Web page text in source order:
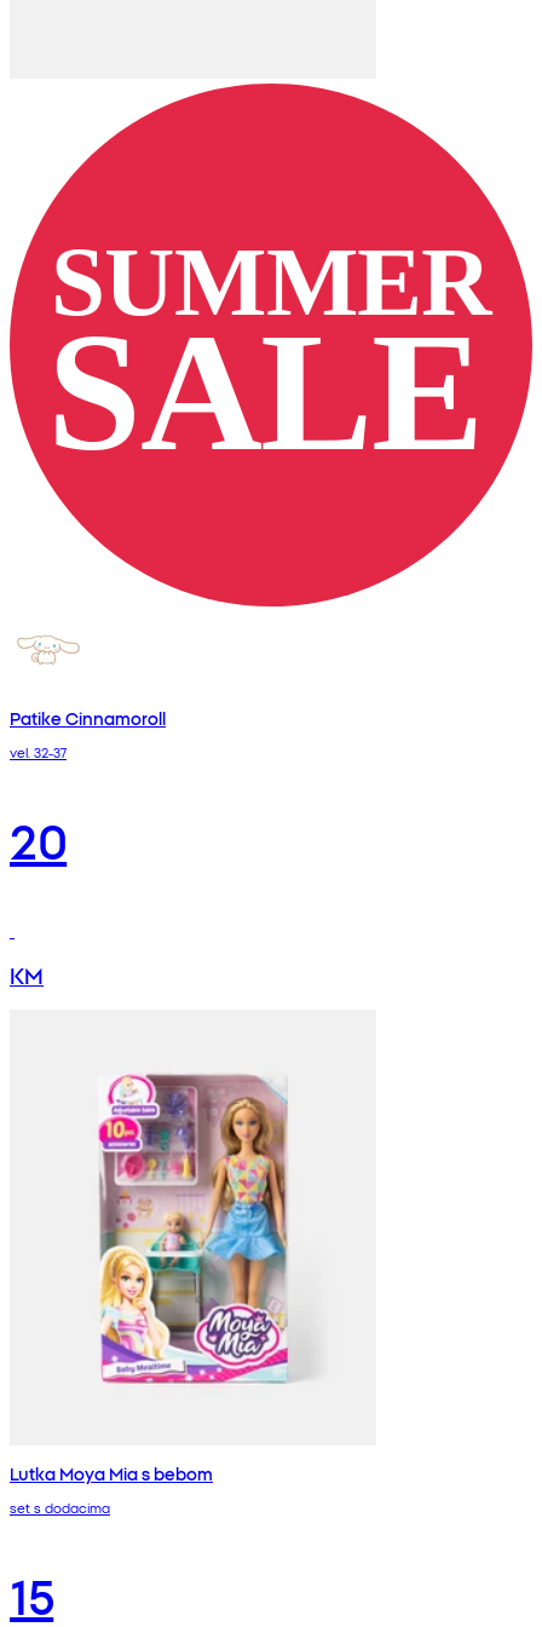
Patike Cinnamoroll
vel. 32-37
20
KM
Lutka Moya Mia s bebom
set s dodacima
15